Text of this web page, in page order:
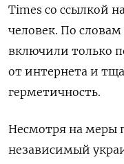
Times со ссылкой
человек. По
включили только
от интернета и
герметичность.
Несмотря на меры
независимый